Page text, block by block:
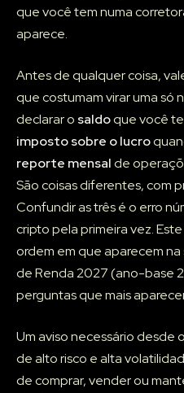
que você tem numa
aparece.
Antes de qualquer coisa,
que costumam virar uma só
declarar o saldoque você
imposto sobre o lucro
reporte mensalde
São coisas diferentes, com
Confundir as três é o erro
cripto pela primeira vez.
ordem em que aparecem
de Renda 2027 (ano-base
perguntas que mais
Um aviso necessário desde
de alto risco e alta
de comprar, vender ou